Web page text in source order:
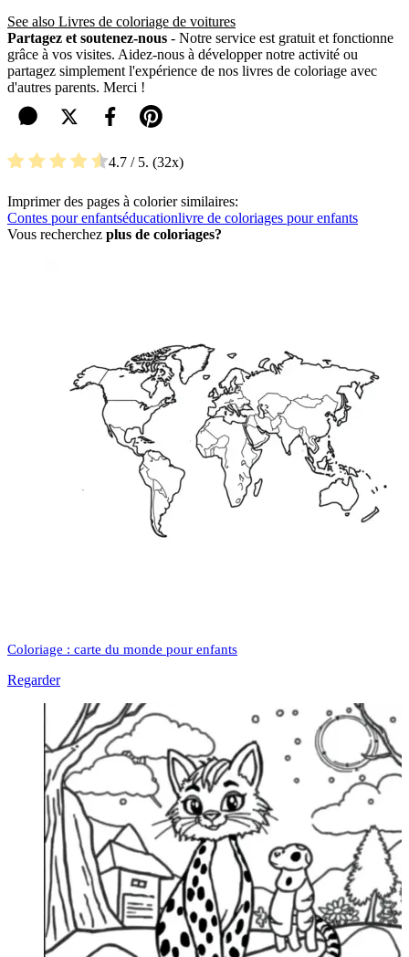
See also Livres de coloriage de voitures
Partagez et soutenez-nous - Notre service est gratuit et fonctionne
grâce à vos visites. Aidez-nous à développer notre activité ou
partagez simplement l'expérience de nos livres de coloriage avec
d'autres parents. Merci !
4.7 / 5. 32
Imprimer des pages à colorier similaires:
Contes pour enfantséducationlivre de coloriages pour enfants
Vous recherchez plus de coloriages?
Coloriage : carte du monde pour enfants
Regarder